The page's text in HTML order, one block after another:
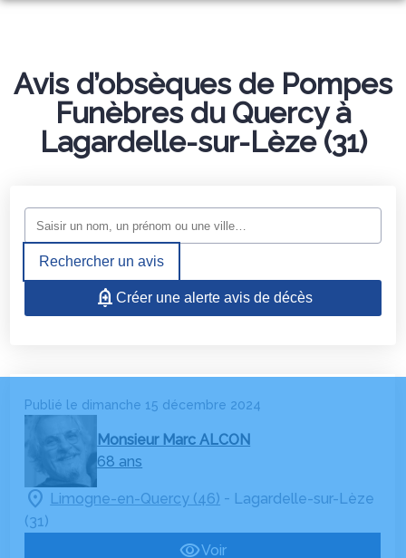
ORGANISER DES OBSÈQUES
PRÉVOIR SES OBSÈQUES
MONUMENTS FUNÉRAIRES
SERVICES AUX FAMILLES
NOS AGENCES
AGENCE DE CAJARC
AGENCE DE LIMOGNE
PHOTOS
ESPACES HOMMAGES
Avis d’obsèques de Pompes
Funèbres du Quercy à
Lagardelle-sur-Lèze (31)
Rechercher un avis
Créer une alerte avis de décès
Publié le dimanche 15 décembre 2024
Monsieur Marc ALCON
68 ans
Limogne-en-Quercy (46) - Lagardelle-sur-Lèze
(31)
Voir